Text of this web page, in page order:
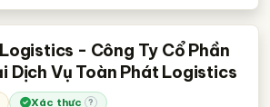
- Công Ty Cổ Phần
Dịch Vụ Toàn Phát Logistics
Xác thực ?